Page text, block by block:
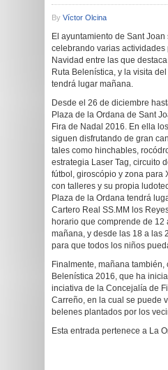
By Víctor Olcina
El ayuntamiento de Sant
celebrando varias actividades
Navidad entre las que
Ruta Belenística, y la visita
tendrá lugar mañana.
Desde el 26 de diciembre
Plaza de la Ordana de Sant
Fira de Nadal 2016. En ella
siguen disfrutando de gran
tales como hinchables,
estrategia Laser Tag, circuito
fútbol, giroscópio y zona para
con talleres y su propia
Plaza de la Ordana tendrá
Cartero Real SS.MM los
horario que comprende de 12
mañana, y desde las 18 a las
para que todos los niños
Finalmente, mañana
Belenística 2016, que ha
inciativa de la Concejalía de
Carreño, en la cual se puede
belenes plantados por los
Esta entrada pertenece a La